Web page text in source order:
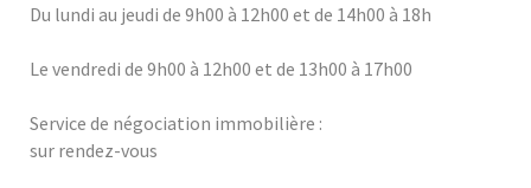
Du lundi au jeudi de 9h00 à 12h00 et de 14h00 à 18h
Le vendredi de 9h00 à 12h00 et de 13h00 à 17h00
Service de négociation immobilière :
sur rendez-vous